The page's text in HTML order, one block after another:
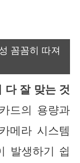
꼼꼼히 따져
다 잘 맞는 것
드의 용량과
메라 시스템
발생하기 쉽